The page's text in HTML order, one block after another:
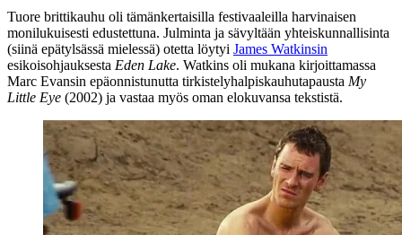
Tuore brittikauhu oli tämänkertaisilla festivaaleilla harvinaisen
monilukuisesti edustettuna. Julminta ja sävyltään yhteiskunnallisinta
(siinä epätylsässä mielessä) otetta löytyi James Watkinsin
esikoisohjauksesta Eden Lake. Watkins oli mukana kirjoittamassa
Marc Evansin epäonnistunutta tirkistelyhalpiskauhutapausta My
Little Eye (2002) ja vastaa myös oman elokuvansa tekstistä.